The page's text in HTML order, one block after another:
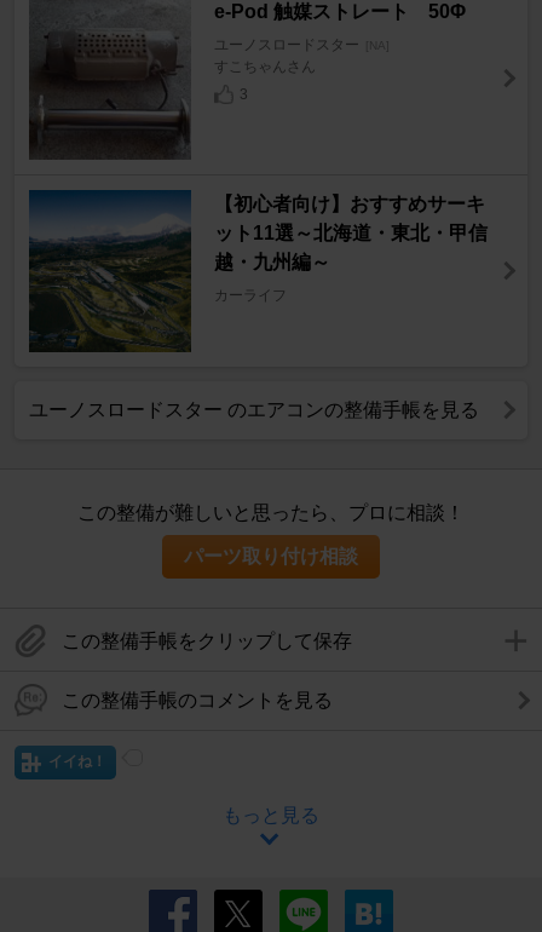
e-Pod 触媒ストレート 50Φ
ユーノスロードスター [NA]
すこちゃんさん
3
【初心者向け】おすすめサーキ
ット11選～北海道・東北・甲信
越・九州編～
カーライフ
ユーノスロードスター のエアコンの整備手帳を見る
この整備が難しいと思ったら、プロに相談！
パーツ取り付け相談
この整備手帳をクリップして保存
この整備手帳のコメントを見る
イイね！
もっと見る